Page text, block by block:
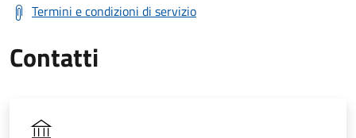
Termini e condizioni di servizio
Contatti